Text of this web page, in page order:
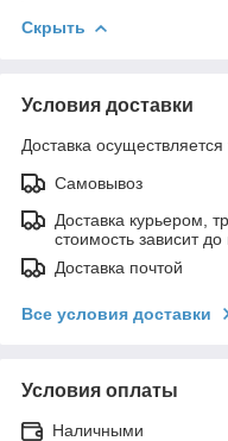
Скрыть
Условия доставки
Доставка
Самовывоз
Доставка курьером,
стоимость зависит
Доставка почтой
Все условия доставки
Условия оплаты
Наличными